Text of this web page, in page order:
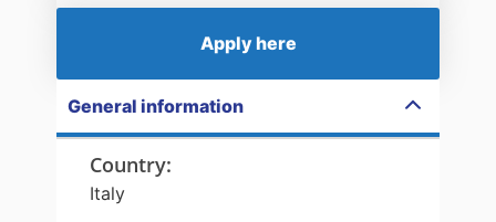
Apply here
General information
Country:
Italy